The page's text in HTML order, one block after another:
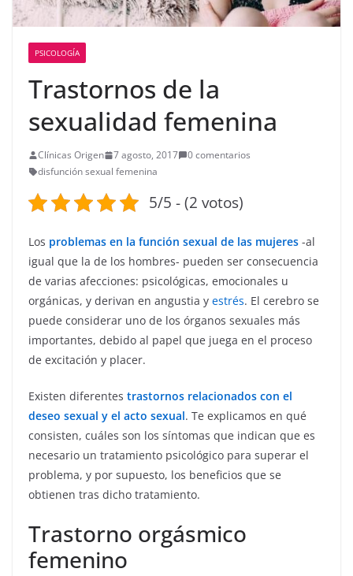
PSICOLOGÍA
Trastornos de la
sexualidad femenina
Clínicas Origen 7 agosto, 2017
0 comentarios
disfunción sexual femenina
5/5 - (2 votos)
Los problemas en la función sexual de las mujeres -al
igual que la de los hombres- pueden ser consecuencia
de varias afecciones: psicológicas, emocionales u
orgánicas, y derivan en angustia y estrés. El cerebro se
puede considerar uno de los órganos sexuales más
importantes, debido al papel que juega en el proceso
de excitación y placer.
Existen diferentes trastornos relacionados con el
deseo sexual y el acto sexual. Te explicamos en qué
consisten, cuáles son los síntomas que indican que es
necesario un tratamiento psicológico para superar el
problema, y por supuesto, los beneficios que se
obtienen tras dicho tratamiento.
Trastorno orgásmico
femenino